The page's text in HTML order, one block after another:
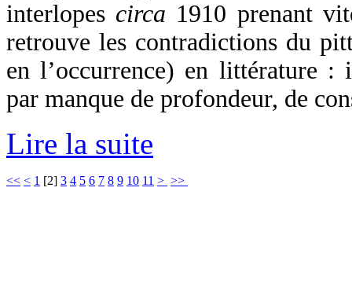
interlopes circa 1910 prenant
retrouve les contradictions du
en l’occurrence) en littérature :
par manque de profondeur, de
Lire la suite
<< < 1 [2] 3 4 5 6 7 8 9 10 11 > >>